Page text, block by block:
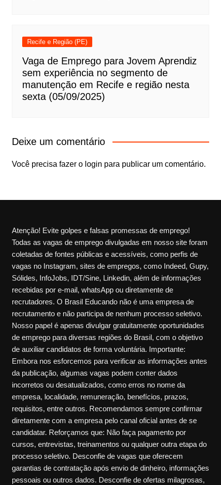
Recife e Região (PE)
Vaga de Emprego para Jovem Aprendiz
sem experiência no segmento de
manutenção em Recife e região nesta
sexta (05/09/2025)
Deixe um comentário
Você precisa fazer o login para publicar um comentário.
Atenção! Evite golpes e falsas promessas de emprego!
Todas as vagas de emprego divulgadas em nosso site foram
coletadas de fontes públicas e acessíveis, como perfis de
vagas no Instagram, sites de empregos, como Indeed, Gupy,
Sólides, InfoJobs, IDT/Sine, Linkedin, além de informações
recebidas por e-mail, whatsApp ou diretamente de
recrutadores. O Brasil Educando não é uma empresa de
recrutamento e não participa de nenhum processo seletivo.
Nosso papel é apenas divulgar gratuitamente oportunidades
de emprego para diversas regiões do Brasil, com o objetivo
de auxiliar candidatos de forma voluntária. Importante:
Embora nos esforcemos para verificar as informações antes
da publicação, algumas vagas podem conter dados
incorretos ou desatualizados, como erros no nome da
empresa, localidade, remuneração, benefícios, prazos,
requisitos, entre outros. Recomendamos sempre confirmar
diretamente com a empresa pelo canal oficial antes de se
candidatar. Reforçamos que: Não faça pagamento por
cursos, entrevistas, treinamentos ou qualquer outra etapa do
processo seletivo. Desconfie de vagas que oferecem
garantias de contratação após envio de dinheiro, informações
pessoais ou outros dados. Desconfie de ofertas milagrosas,